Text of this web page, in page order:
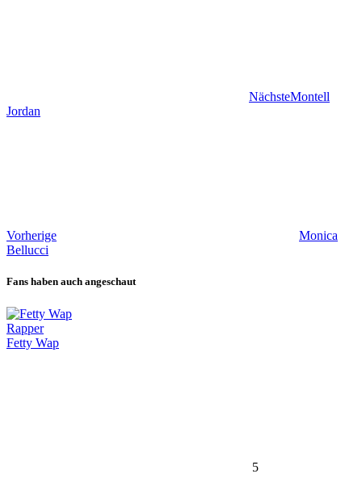
NächsteMontell
Jordan
Vorherige
Monica
Bellucci
Fans haben auch angeschaut
Rapper
Fetty Wap
5